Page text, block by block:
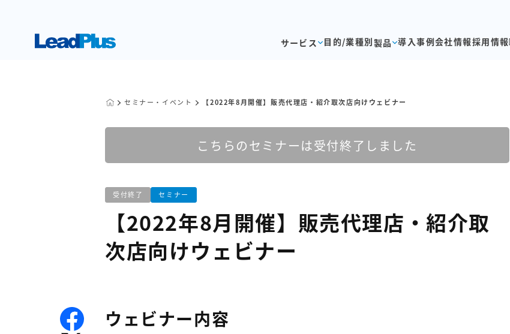
サービス 目的/業種別製品 導入事例会社情報採用情報
セミナー・イベント 【2022年8月開催】販売代理店・紹介取次店向けウェビナー
こちらのセミナーは受付終了しました
受付終了 セミナー
【2022年8月開催】販売代理店・紹介取
次店向けウェビナー
ウェビナー内容